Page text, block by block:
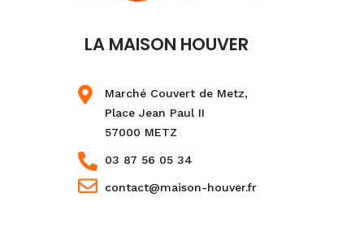
LA MAISON HOUVER
Marché Couvert de Metz,
Place Jean Paul II
57000 METZ
03 87 56 05 34
contact@maison-houver.fr